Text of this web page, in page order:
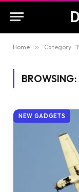
Home » Category:
BROWSING:
NEW GADGETS